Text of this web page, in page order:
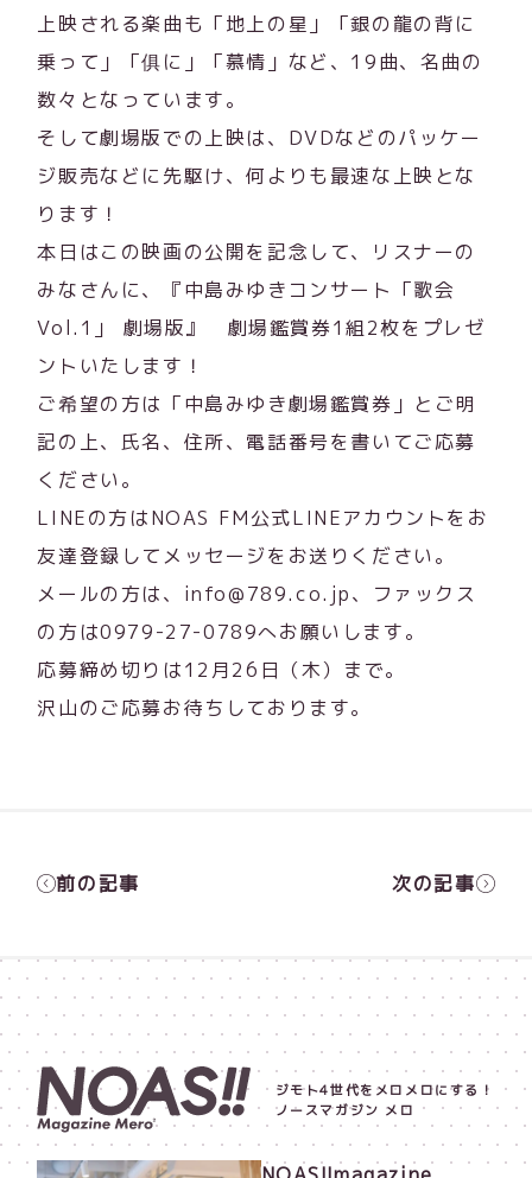
上映される楽曲も「地上の星」「銀の龍の背に
乗って」「俱に」「慕情」など、19曲、名曲の
数々となっています。
そして劇場版での上映は、DVDなどのパッケー
ジ販売などに先駆け、何よりも最速な上映とな
ります！
本日はこの映画の公開を記念して、リスナーの
みなさんに、『中島みゆきコンサート「歌会
Vol.1」 劇場版』 劇場鑑賞券1組2枚をプレゼ
ントいたします！
ご希望の方は「中島みゆき劇場鑑賞券」とご明
記の上、氏名、住所、電話番号を書いてご応募
ください。
LINEの方はNOAS FM公式LINEアカウントをお
友達登録してメッセージをお送りください。
メールの方は、info@789.co.jp、ファックス
の方は0979-27-0789へお願いします。
応募締め切りは12月26日（木）まで。
沢山のご応募お待ちしております。
前の記事 次の記事
ジモト4世代をメロメロにする！
ノースマガジン メロ